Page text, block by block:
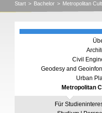
Start > Bachelor > Metropolitan
Civil
Geodesy and
Urban
Metropolitan
Für